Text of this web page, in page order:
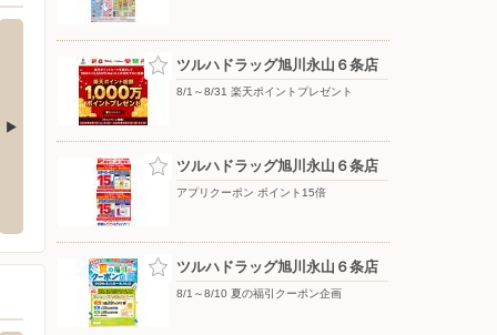
プラザ旭川豊岡店
岡4条4-1-16
DCM/永山店
ツルハドラッグ旭川永山６条店
8/1～8/31 楽天ポイントプレゼント
ツルハドラッグ旭川永山６条店
アプリクーポン ポイント15倍
ツルハドラッグ旭川永山６条店
8/1～8/10 夏の福引クーポン企画